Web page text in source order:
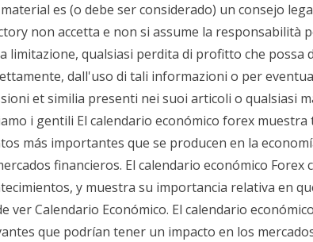
es (o debe ser considerado) un consejo
non accetta e non si assume la responsabilità
limitazione, qualsiasi perdita di profitto che possa
dall'uso di tali informazioni o per
et similia presenti nei suoi articoli o qualsiasi
i gentili El calendario económico forex
más importantes que se producen en la
financieros. El calendario económico Forex
y muestra su importancia relativa en
ver Calendario Económico. El calendario
que podrían tener un impacto en los